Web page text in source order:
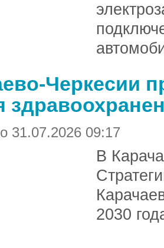
Черкесии
31.07.2026 09:17
В
2030